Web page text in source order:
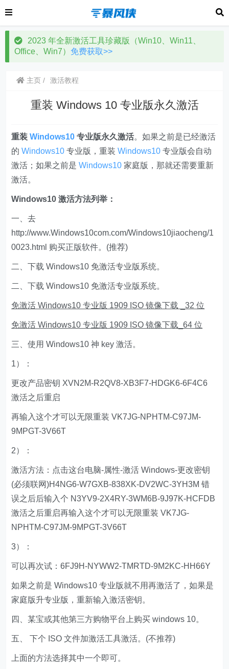
2023 年全新激活工具珍藏版（Win10、Win11、
Office、Win7） 免费获取>>
主页 激活教程
重装 Windows 10 专业版永久激活
重装Windows10 专业版永久激活。如果之前是已经激活
的Windows10 专业版，重装Windows10 专业版会自动
激活；如果之前是Windows10 家庭版，那就还需要重新
激活。
Windows10 激活方法列举：
一、去
http://www.Windows10com.com/Windows10jiaocheng/1
0023.html 购买正版软件。(推荐)
二、下载 Windows10 免激活专业版系统。
二、下载 Windows10 免激活专业版系统。
免激活 Windows10 专业版 1909 ISO 镜像下载 _32 位
免激活 Windows10 专业版 1909 ISO 镜像下载 _64 位
三、使用 Windows10 神 key 激活。
1）：
更改产品密钥 XVN2M-R2QV8-XB3F7-HDGK6-6F4C6
激活之后重启
再输入这个才可以无限重装 VK7JG-NPHTM-C97JM-
9MPGT-3V66T
2）：
激活方法：点击这台电脑-属性-激活 Windows-更改密钥
(必须联网)H4NG6-W7GXB-838XK-DV2WC-3YH3M 错
误之后后输入个 N3YV9-2X4RY-3WM6B-9J97K-HCFDB
激活之后重启再输入这个才可以无限重装 VK7JG-
NPHTM-C97JM-9MPGT-3V66T
3）：
可以再次试：6FJ9H-NYWW2-TMRTD-9M2KC-HH66Y
如果之前是 Windows10 专业版就不用再激活了，如果是
家庭版升专业版，重新输入激活密钥。
四、某宝或其他第三方购物平台上购买 windows 10。
五、 下个 ISO 文件加激活工具激活。(不推荐)
上面的方法选择其中一个即可。